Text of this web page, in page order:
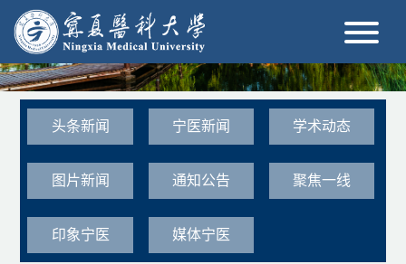
头条新闻 宁医新闻 学术动态
图片新闻 通知公告 聚焦一线
印象宁医 媒体宁医